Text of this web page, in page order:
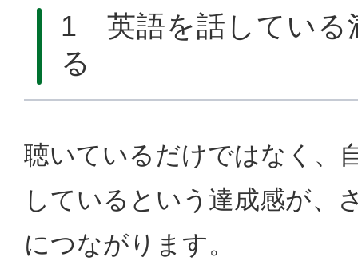
1 英語を話している
る
聴いているだけではなく、
しているという達成感が、
につながります。